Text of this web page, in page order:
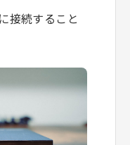
接続すること